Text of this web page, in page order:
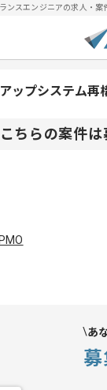
ンスエンジニアの求人・
ップシステム
こちらの案件
PMO
あ